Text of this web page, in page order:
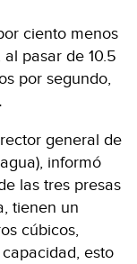
ciento menos
pasar de 10.5
por segundo,
general de
informó
las tres presas
tienen un
cúbicos,
esto